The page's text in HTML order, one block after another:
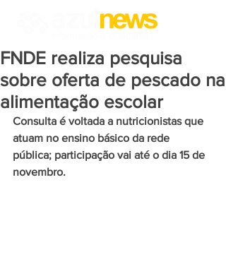
FNDE realiza pesquisa
sobre oferta de pescado na
alimentação escolar
Consulta é voltada a nutricionistas que
atuam no ensino básico da rede
pública; participação vai até o dia 15 de
novembro.